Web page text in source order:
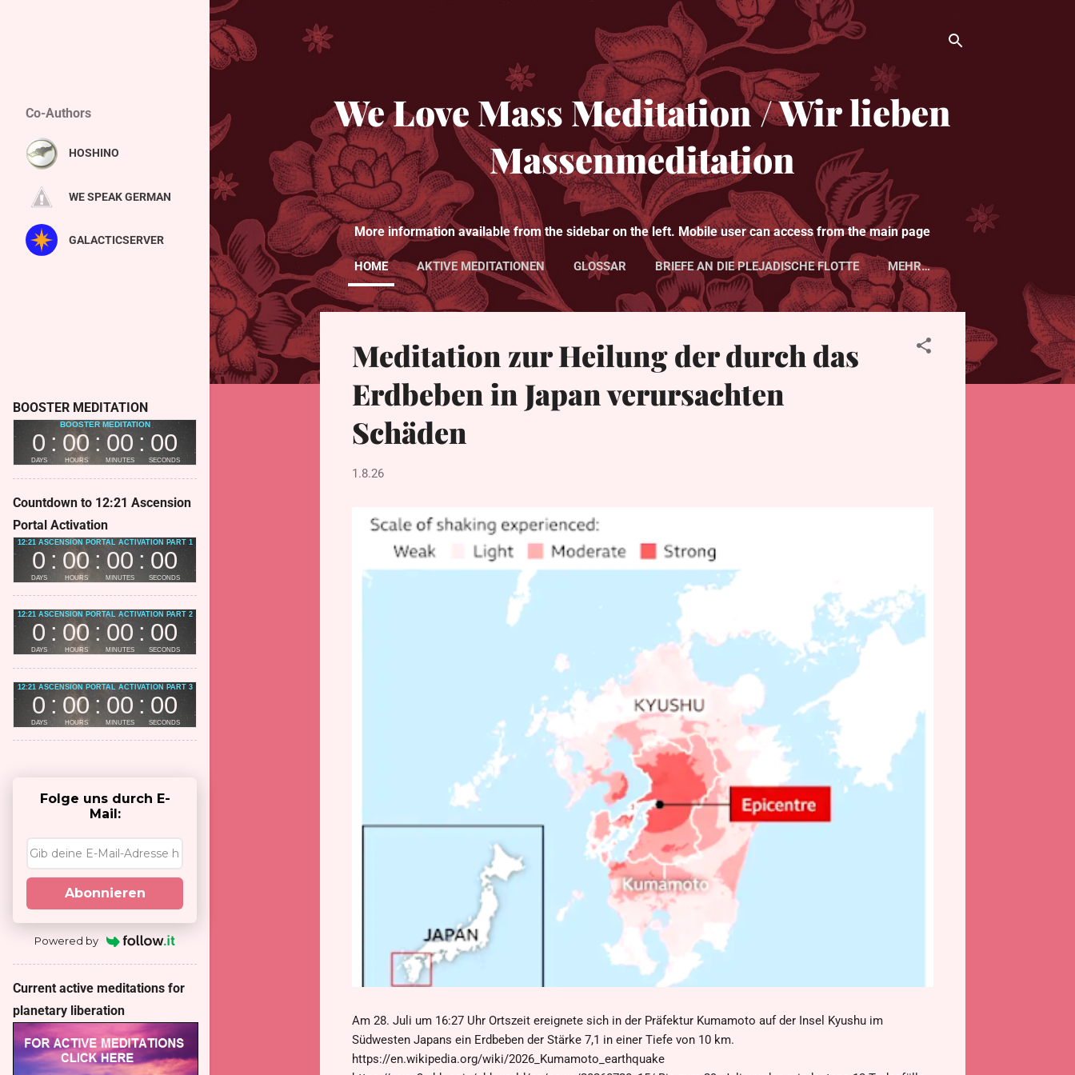
We Love Mass Meditation / Wir lieben
Massenmeditation
More information available from the sidebar on the left. Mobile user can access from the main page
HOME AKTIVE MEDITATIONEN GLOSSAR BRIEFE AN DIE PLEJADISCHE FLOTTE MEHR…
P
o
s
Meditation zur Heilung der durch das
Erdbeben in Japan verursachten
Schäden
1.8.26
Am 28. Juli um 16:27 Uhr Ortszeit ereignete sich in der Präfektur Kumamoto auf der Insel Kyushu im
Südwesten Japans ein Erdbeben der Stärke 7,1 in einer Tiefe von 10 km.
https://en.wikipedia.org/wiki/2026_Kumamoto_earthquake
Co-Authors
HOSHINO
WE SPEAK GERMAN
GALACTICSERVER
BOOSTER MEDITATION
Countdown to 12:21 Ascension
Portal Activation
Folge uns durch E-
Mail:
Abonnieren
Powered by
Current active meditations for
planetary liberation